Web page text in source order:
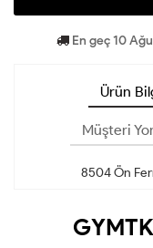
En geç 10
Ürün
Müşteri
8504 Ön